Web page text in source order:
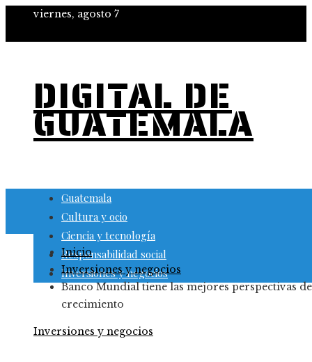
viernes, agosto 7
DIGITAL DE
GUATEMALA
Guatemala
Cultura y ocio
Ciencia y tecnología
Responsabilidad social
Inversiones y negocios
Inicio
Inversiones y negocios
Banco Mundial tiene las mejores perspectivas de
crecimiento
Inversiones y negocios